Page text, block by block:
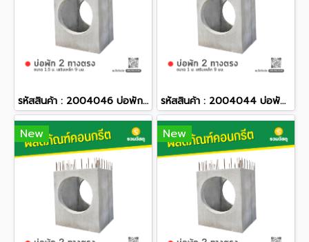
รหัสสินค้า : 2004046 บ่อพักคอนกรีต 2 ทางตรง ขนาด 1.5 ม. เสริมเหล็ก 9 มม. รหัสสินค้า : 2004044 บ่อพักคอนกรีต 2 ทางตรง ขนาด 1 ม. เสริมเหล็ก 9 มม.
New New